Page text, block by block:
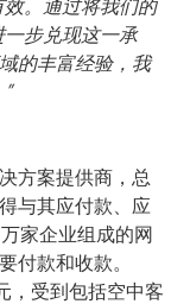
。通过将我们的
步兑现这一承
的丰富经验，我
方案提供商，总
与其应付款、应
家企业组成的网
付款和收款。
，受到包括空中客